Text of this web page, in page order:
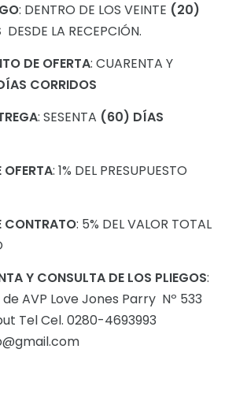
: DENTRO DE LOS VEINTE (20)
DESDE LA RECEPCIÓN.
DE OFERTA: CUARENTA Y
CORRIDOS
: SESENTA (60) DÍAS
OFERTA: 1% DEL PRESUPUESTO
CONTRATO: 5% DEL VALOR TOTAL
Y CONSULTA DE LOS PLIEGOS:
AVP Love Jones Parry Nº 533
Tel Cel. 0280-4693993